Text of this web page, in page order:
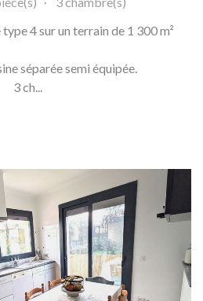
4 sur un terrain de 1 300 m²
séparée semi équipée.
3 ch...